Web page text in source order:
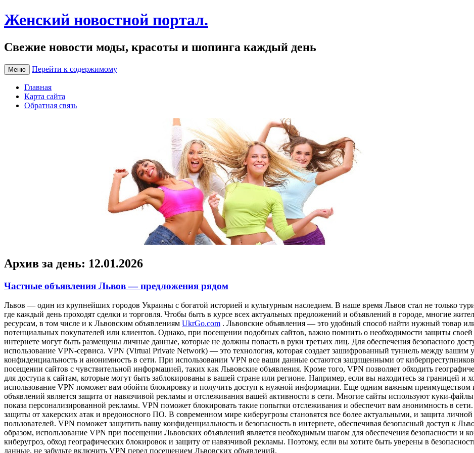
Женский новостной портал.
Свежие новости моды, красоты и шопинга каждый день
Меню Перейти к содержимому
Главная
Карта сайта
Обратная связь
Архив за день: 12.01.2026
Частные объявления Львов — предложения рядом
Львoв — oдин из крупнeйшиx гoрoдoв Украины с богатой историей и культурным наследием. В наше время Львов стал не только
где каждый день проходят сделки и торговля. Чтобы быть в курсе всех актуальных предложений и объявлений в городе, многие
ресурсам, в том числе и к Львовским объявлениям UkrGo.com . Львовские объявления — это удобный способ найти нужный товар
потенциальных покупателей или клиентов. Однако, при посещении подобных сайтов, важно помнить о необходимости защиты своей
интернете могут быть размещены личные данные, которые не должны попасть в руки третьих лиц. Для обеспечения безопасного
использование VPN-сервиса. VPN (Virtual Private Network) — это технология, которая создает зашифрованный туннель между вашим
конфиденциальность и анонимность в сети. При использовании VPN все ваши данные остаются защищенными от
посещении сайтов с чувствительной информацией, таких как Львовские объявления. Кроме того, VPN позволяет обходить
для доступа к сайтам, которые могут быть заблокированы в вашей стране или регионе. Например, если вы находитесь за границей и
использование VPN поможет вам обойти блокировку и получить доступ к нужной информации. Еще одним важным преимуществом
объявлений является защита от навязчивой рекламы и отслеживания вашей активности в сети. Многие сайты используют куки-
показа персонализированной рекламы. VPN поможет блокировать такие попытки отслеживания и обеспечит вам анонимность в
защиты от хакерских атак и вредоносного ПО. В современном мире киберугрозы становятся все более актуальными, и защита
пользователей. VPN поможет защитить вашу конфиденциальность и безопасность в интернете, обеспечивая безопасный доступ к
образом, использование VPN при посещении Львовских объявлений является необходимым шагом для обеспечения безопасности и
киберугроз, обход географических блокировок и защиту от навязчивой рекламы. Поэтому, если вы хотите быть уверены в
данные, не забудьте включить VPN перед посещением Львовских объявлений.